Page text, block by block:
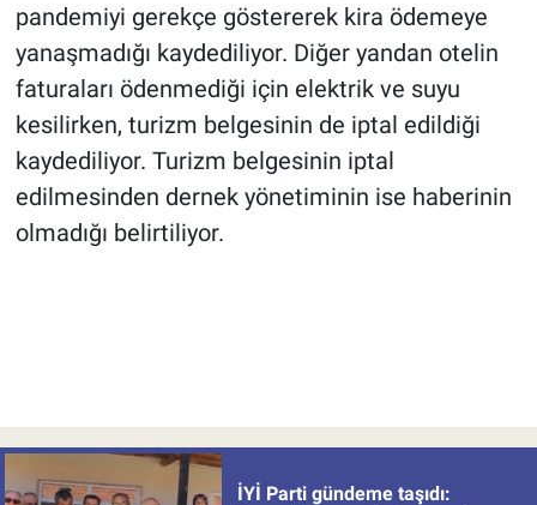
pandemiyi gerekçe göstererek kira ödemeye
yanaşmadığı kaydediliyor. Diğer yandan otelin
faturaları ödenmediği için elektrik ve suyu
kesilirken, turizm belgesinin de iptal edildiği
kaydediliyor. Turizm belgesinin iptal
edilmesinden dernek yönetiminin ise haberinin
olmadığı belirtiliyor.
İYİ Parti gündeme taşıdı: